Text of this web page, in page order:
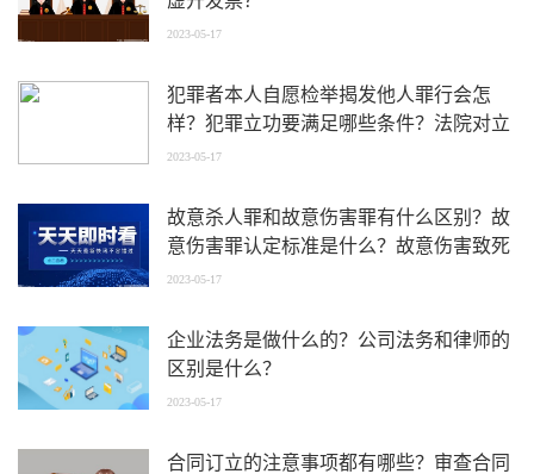
2023-05-17
犯罪者本人自愿检举揭发他人罪行会怎
样？犯罪立功要满足哪些条件？法院对立
功如何认定？
2023-05-17
故意杀人罪和故意伤害罪有什么区别？故
意伤害罪认定标准是什么？故意伤害致死
与过失致死罪的界限是什么？
2023-05-17
企业法务是做什么的？公司法务和律师的
区别是什么？
2023-05-17
合同订立的注意事项都有哪些？审查合同